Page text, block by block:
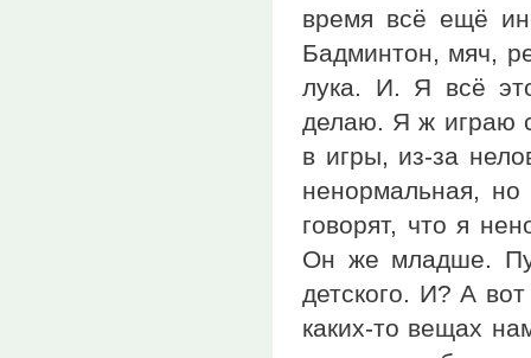
время всё ещё
Бадминтон, мяч,
лука. И. Я всё
делаю. Я ж играю
в игры, из-за
ненормальная,
говорят, что я
Он же младше.
детского. И? А
каких-то вещах